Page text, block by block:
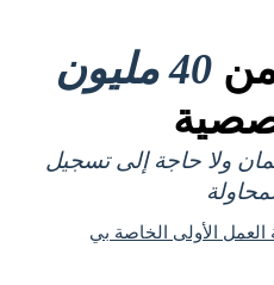
40 مليون
ولا حاجة إلى تسجيل
العمل الأولى الخاصة بي